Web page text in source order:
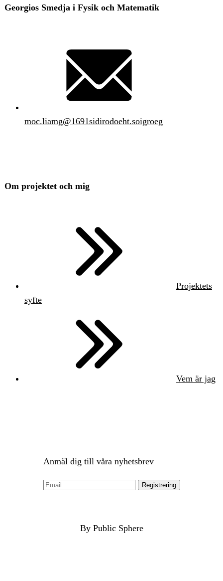
Georgios Smedja i Fysik och Matematik
moc.liamg@1691sidirodoeht.soigroeg
Om projektet och mig
Projektets
syfte
Vem är jag
Anmäl dig till våra nyhetsbrev
By Public Sphere